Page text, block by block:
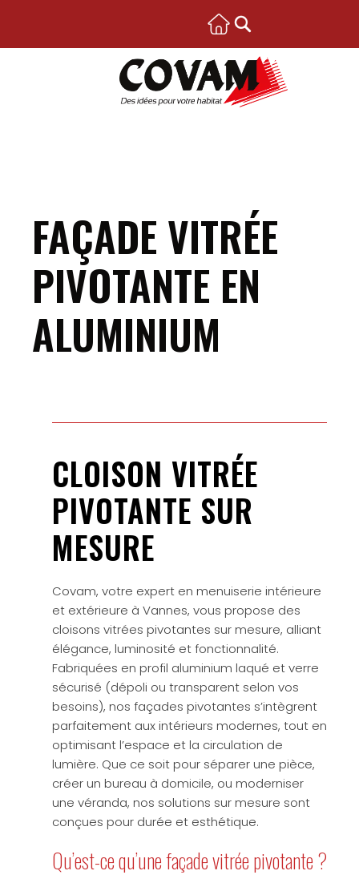
FAÇADE VITRÉE
PIVOTANTE EN
ALUMINIUM
CLOISON VITRÉE
PIVOTANTE SUR
MESURE
Covam, votre expert en menuiserie intérieure
et extérieure à Vannes, vous propose des
cloisons vitrées pivotantes sur mesure, alliant
élégance, luminosité et fonctionnalité.
Fabriquées en profil aluminium laqué et verre
sécurisé (dépoli ou transparent selon vos
besoins), nos façades pivotantes s’intègrent
parfaitement aux intérieurs modernes, tout en
optimisant l’espace et la circulation de
lumière. Que ce soit pour séparer une pièce,
créer un bureau à domicile, ou moderniser
une véranda, nos solutions sur mesure sont
conçues pour durée et esthétique.
Qu’est-ce qu’une façade vitrée pivotante ?